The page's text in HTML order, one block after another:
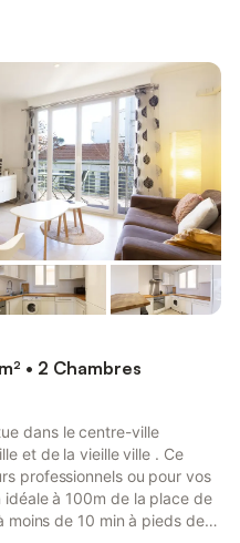
une chambre, une salle
de tennis partagés.
et serviette ...
• 2 Chambres
dans le centre-ville
et de la vieille ville . Ce
professionnels ou pour vos
à 100m de la place de
de 10 min à pieds de la